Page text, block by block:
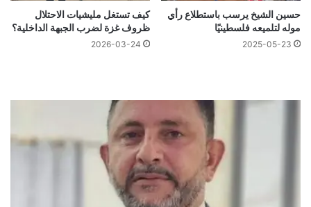
حسين الشيخ يرسب باستطلاع رأي
موله لتلميعه فلسطينيًا
2025-05-23
كيف تستغل مليشيات الاحتلال
ظروف غزة لضرب الجبهة الداخلية؟
2026-03-24